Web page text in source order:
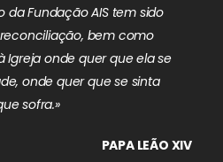
da Fundação AIS tem sido
bem como
Igreja onde quer que ela se
onde quer que se sinta
sofra.»
PAPA LEÃO XIV